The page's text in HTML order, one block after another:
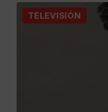
TELEVISIÓN